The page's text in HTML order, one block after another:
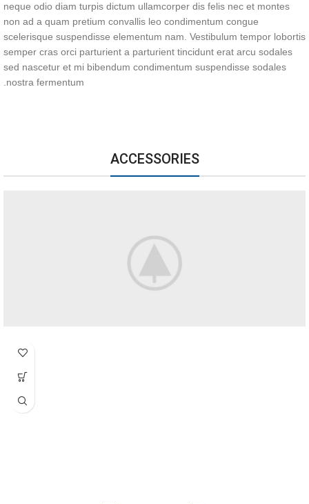
neque odio diam turpis dictum ullamcorper dis felis nec et montes
non ad a quam pretium convallis leo condimentum congue
scelerisque suspendisse elementum nam. Vestibulum tempor lobortis
semper cras orci parturient a parturient tincidunt erat arcu sodales
sed nascetur et mi bibendum condimentum suspendisse sodales
nostra fermentum.
ACCESSORIES